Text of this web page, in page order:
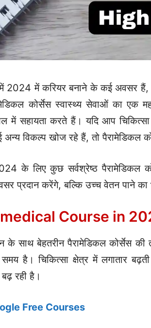
2024 में करियर बनाने के कई अवसर
कोर्सेस स्वास्थ्य सेवाओं का एक
में सहायता करते हैं। यदि आप
विकल्प खोज रहे हैं, तो पैरामेडिकल
के लिए कुछ सर्वश्रेष्ठ पैरामेडिकल
प्रदान करेंगे, बल्कि उच्च वेतन पाने का
Course in
साथ बेहतरीन पैरामेडिकल कोर्सेस की
है। चिकित्सा क्षेत्र में लगातार
रही है।
Free Courses